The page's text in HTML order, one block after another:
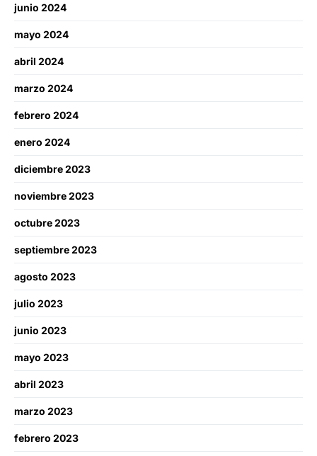
junio 2024
mayo 2024
abril 2024
marzo 2024
febrero 2024
enero 2024
diciembre 2023
noviembre 2023
octubre 2023
septiembre 2023
agosto 2023
julio 2023
junio 2023
mayo 2023
abril 2023
marzo 2023
febrero 2023